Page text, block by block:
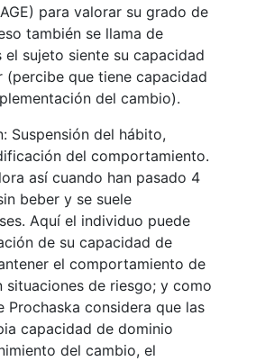
para valorar su grado de
también se llama de
sujeto siente su capacidad
(percibe que tiene capacidad
del cambio).
: Suspensión del hábito,
del comportamiento.
así cuando han pasado 4
beber y se suele
Aquí el individuo puede
de su capacidad de
el comportamiento de
situaciones de riesgo; y como
Prochaska considera que las
capacidad de dominio
del cambio, el